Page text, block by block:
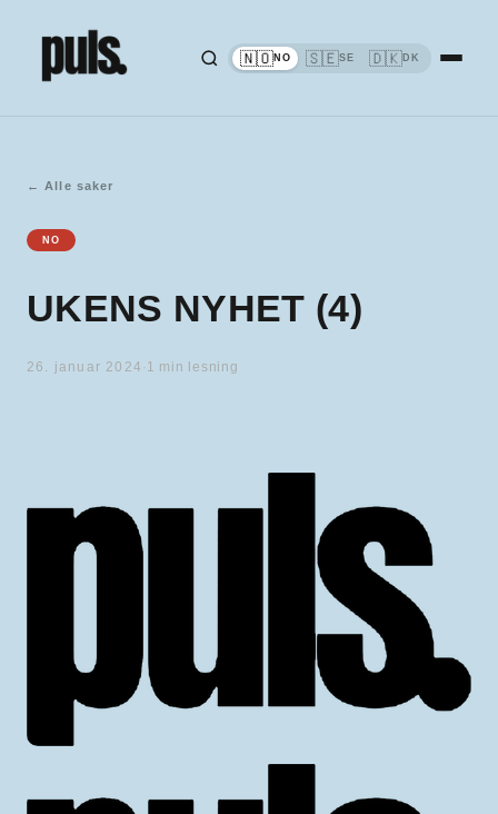
🇳🇴NO 🇸🇪SE 🇩🇰DK
← Alle saker
NO
UKENS NYHET (4)
26. januar 2024 1 min lesning